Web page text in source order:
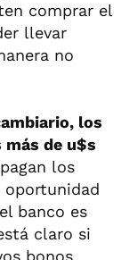
comprar el
llevar
no
los
de u$s
los
oportunidad
banco es
claro si
bonos